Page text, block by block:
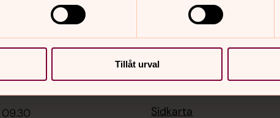
Tillåt urval
Hitta snabbt
Sidkarta